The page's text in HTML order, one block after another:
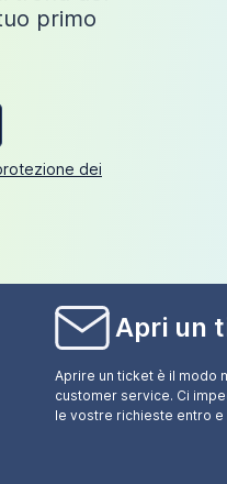
primo
dei
Apri un
Aprire un ticket è il modo
customer service. Ci
le vostre richieste entro